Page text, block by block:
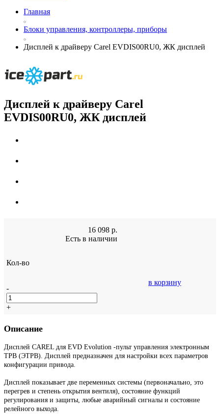
Главная
Блоки управления, контроллеры, приборы
Дисплей к драйверу Carel EVDIS00RU0, ЖК дисплей
Дисплей к драйверу Carel
EVDIS00RU0, ЖК дисплей
16 098 р.
Есть в наличии
Кол-во
-
+
в корзину
Описание
Дисплей CAREL для EVD Evolution -пульт управления электронным
ТРВ (ЭТРВ). Дисплей предназначен для настройки всех параметров
конфигурации привода.
Дисплей показывает две переменных системы (первоначально, это
перегрев и степень открытия вентиля), состояние функций
регулирования и защиты, любые аварийный сигналы и состояние
релейного выхода.